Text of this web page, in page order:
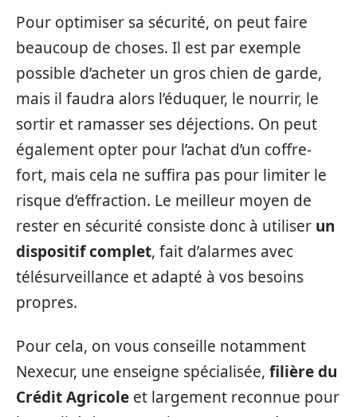
Pour optimiser sa sécurité, on peut faire
beaucoup de choses. Il est par exemple
possible d’acheter un gros chien de garde,
mais il faudra alors l’éduquer, le nourrir, le
sortir et ramasser ses déjections. On peut
également opter pour l’achat d’un coffre-
fort, mais cela ne suffira pas pour limiter le
risque d’effraction. Le meilleur moyen de
rester en sécurité consiste donc à utiliser un
dispositif complet, fait d’alarmes avec
télésurveillance et adapté à vos besoins
propres.
Pour cela, on vous conseille notamment
Nexecur, une enseigne spécialisée, filière du
Crédit Agricole et largement reconnue pour